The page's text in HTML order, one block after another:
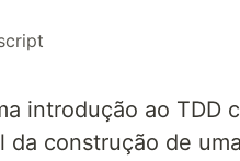
introdução ao TDD
construção de